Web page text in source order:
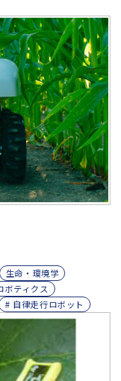
生命・環境学
ボティクス
# 自律走行ロボット